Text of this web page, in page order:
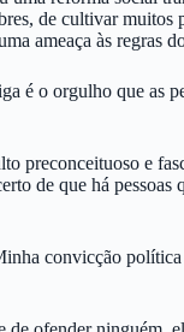
de cultivar muitos
ameaça às regras
é o orgulho que as
preconceituoso e
de que há pessoas
convicção política